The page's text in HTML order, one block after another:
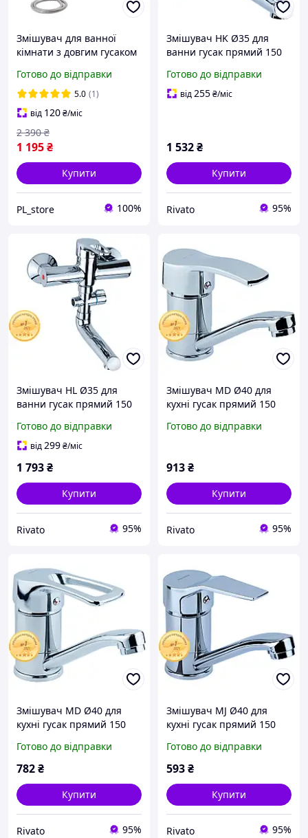
Змішувач для ванної
кімнати з довгим гусаком
лійкою та шлангом у
ванну хром
Готово до відправки
5.0 (1)
від 120₴/міс
1 195₴
2 390 ₴
Купити
PL_store 100%
Змішувач HK Ø35 для
ванни гусак прямий 150
картриджний AQUATICA
HK-2C130C (9732210)
Готово до відправки
від255₴/міс
1 532₴
Купити
Rivato 95%
Змішувач HL Ø35 для
ванни гусак прямий 150
картриджний AQUATICA
HL-3C130C (9734210)
Готово до відправки
від299₴/міс
1 793₴
Купити
Rivato 95%
Змішувач MD Ø40 для
кухні гусак прямий 150
MD-1B141C (9712100)
Готово до відправки
913₴
Купити
Rivato 95%
Змішувач MD Ø40 для
кухні гусак прямий 150
MD-2B144C (9712120)
Готово до відправки
782₴
Купити
Rivato 95%
Змішувач MJ Ø40 для
кухні гусак прямий 150
1B135C (9744100)
Готово до відправки
593₴
Купити
Rivato 95%